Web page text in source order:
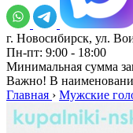
г. Новосибирск, ул.
Пн-пт: 9:00 - 18:00
Минимальная сумма
Важно! В
Главная › Мужские